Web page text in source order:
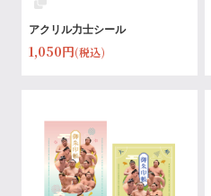
アクリル力士シール
1,050円(税込)